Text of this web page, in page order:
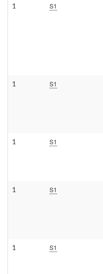
1 S1
1 S1
1 S1
1 S1
1 S1